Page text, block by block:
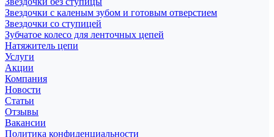
Звездочки с каленым зубом и готовым отверстием
Звездочки со ступицей
Зубчатое колесо для ленточных цепей
Натяжитель цепи
Услуги
Акции
Компания
Новости
Статьи
Отзывы
Вакансии
Политика конфиденциальности